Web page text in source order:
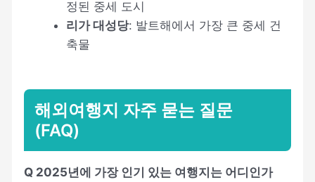
정된 중세 도시
리가 대성당: 발트해에서 가장 큰 중세 건
축물
해외여행지 자주 묻는 질문
(FAQ)
Q 2025년에 가장 인기 있는 여행지는 어디인가